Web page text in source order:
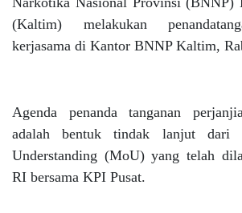
(Kaltim) melakukan
kerjasama di Kantor BNNP Kaltim,
Agenda penanda tanganan
adalah bentuk tindak lanjut dari
Understanding (MoU) yang telah
RI bersama KPI Pusat.